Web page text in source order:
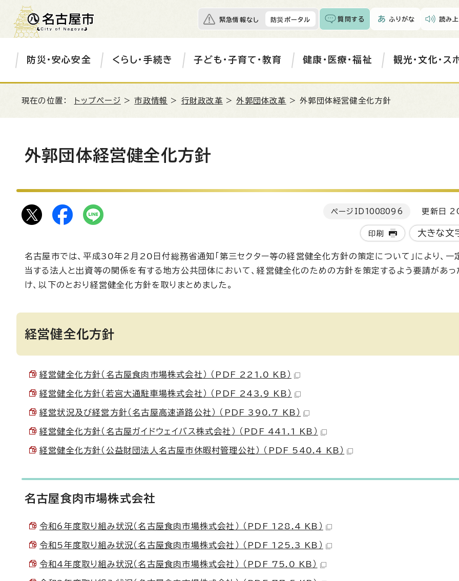
緊急情報なし 防災ポータル 質問する ふりがな 読み
防災・安心安全 くらし・手続き 子ども・子育て・教育 健康・医療・福祉 観光・文化・ス
現在の位置： トップページ >市政情報 > 行財政改革 >外郭団体改革 > 外郭団体経営健全化方針
外郭団体経営健全化方針
ページID 1008096 更新日
印刷 大きな文
名古屋市では、平成30年2月20日付総務省通知「第三セクター等の経営健全化方針の策定について」により、一
当する法人と出資等の関係を有する地方公共団体において、経営健全化のための方針を策定するよう要請があっ
け、以下のとおり経営健全化方針を取りまとめました。
経営健全化方針
経営健全化方針（名古屋食肉市場株式会社） （PDF 221.0 KB）
経営健全化方針（若宮大通駐車場株式会社） （PDF 243.9 KB）
経営状況及び経営方針（名古屋高速道路公社） （PDF 390.7 KB）
経営健全化方針（名古屋ガイドウェイバス株式会社） （PDF 441.1 KB）
経営健全化方針（公益財団法人名古屋市休暇村管理公社） （PDF 540.4 KB）
名古屋食肉市場株式会社
令和6年度取り組み状況（名古屋食肉市場株式会社） （PDF 128.4 KB）
令和5年度取り組み状況（名古屋食肉市場株式会社） （PDF 125.3 KB）
令和4年度取り組み状況（名古屋食肉市場株式会社） （PDF 75.0 KB）